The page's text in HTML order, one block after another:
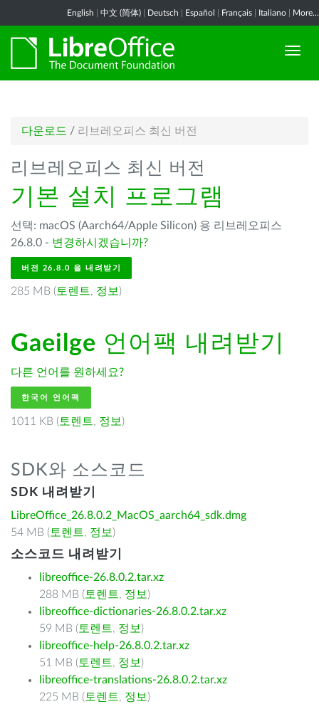
English 中文 (简体) Deutsch Español Français Italiano More...
다운로드 / 리브레오피스 최신 버전
리브레오피스 최신 버전
기본 설치 프로그램
선택: macOS (Aarch64/Apple Silicon) 용 리브레오피스
26.8.0 - 변경하시겠습니까?
버전 26.8.0 을 내려받기
285 MB ( 토렌트, 정보 )
Gaeilge 언어팩 내려받기
다른 언어를 원하세요?
한국어 언어팩
1011 KB ( 토렌트, 정보 )
SDK와 소스코드
SDK 내려받기
LibreOffice_26.8.0.2_MacOS_aarch64_sdk.dmg
54 MB ( 토렌트, 정보 )
소스코드 내려받기
libreoffice-26.8.0.2.tar.xz
288 MB ( 토렌트, 정보 )
libreoffice-dictionaries-26.8.0.2.tar.xz
59 MB ( 토렌트, 정보 )
libreoffice-help-26.8.0.2.tar.xz
51 MB ( 토렌트, 정보 )
libreoffice-translations-26.8.0.2.tar.xz
225 MB ( 토렌트, 정보 )